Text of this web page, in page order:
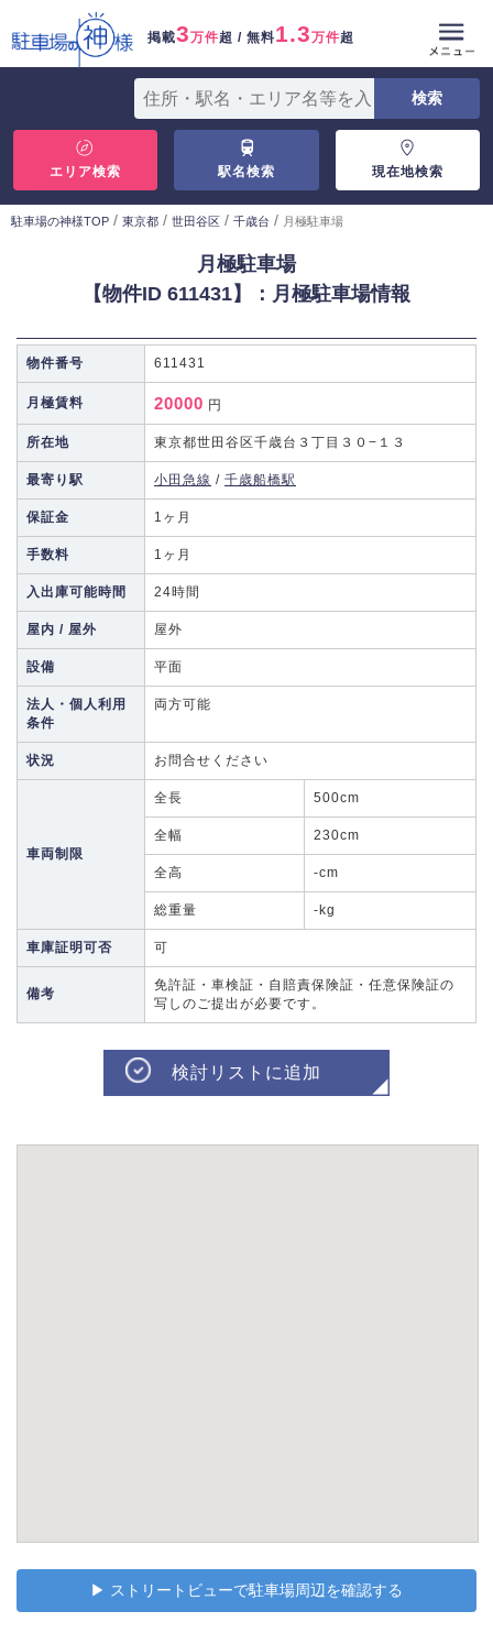
掲載3万件超 / 無料1.3万件超
エリア検索 駅名検索 現在地検索
駐車場の神様TOP / 東京都 / 世田谷区 / 千歳台 / 月極駐車場
月極駐車場
【物件ID 611431】：月極駐車場情報
物件番号 611431
月極賃料 20000 円
所在地 東京都世田谷区千歳台３丁目３０−１３
最寄り駅 小田急線 / 千歳船橋駅
保証金 1ヶ月
手数料 1ヶ月
入出庫可能時間 24時間
屋内 / 屋外 屋外
設備 平面
法人・個人利用
条件
両方可能
状況 お問合せください
車両制限
全長 500cm
全幅 230cm
全高 -cm
総重量 -kg
車庫証明可否 可
備考
免許証・車検証・自賠責保険証・任意保険証の
写しのご提出が必要です。
検討リストに追加
▶︎ ストリートビューで駐車場周辺を確認する